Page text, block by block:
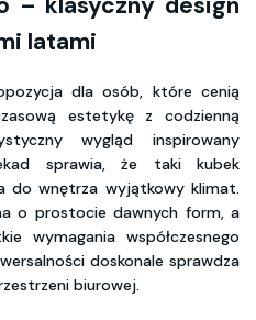
latami
dla osób, które cenią
estetykę z codzienną
wygląd inspirowany
sprawia, że taki kubek
do wnętrza wyjątkowy klimat.
o prostocie dawnych form, a
wymagania współczesnego
doskonale sprawdza
biurowej.